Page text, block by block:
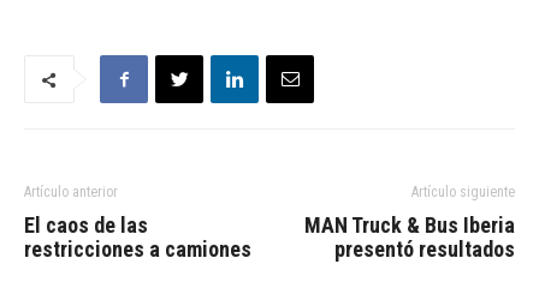
Artículo anterior
El caos de las
restricciones a camiones
Artículo siguiente
MAN Truck & Bus Iberia
presentó resultados